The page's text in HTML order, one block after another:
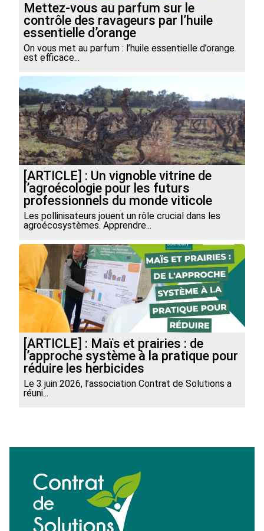
Mettez-vous au parfum sur le
contrôle des ravageurs par l’huile
essentielle d’orange
On vous met au parfum : l’huile essentielle d’orange
est efficace...
[ARTICLE] : Un vignoble vitrine de
l’agroécologie pour les futurs
professionnels du monde viticole
Les pollinisateurs jouent un rôle crucial dans les
agroécosystèmes. Apprendre...
[ARTICLE] : Maïs et prairies : de
l’approche système à la pratique pour
réduire les herbicides
Le 3 juin 2026, l’association Contrat de Solutions a
réuni...